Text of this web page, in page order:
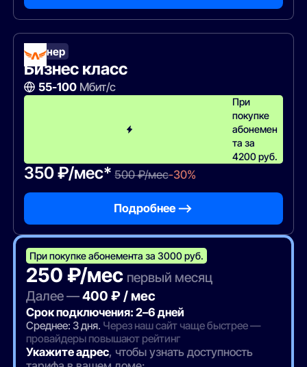
Лайнер
Бизнес класс
55-100Мбит/с
При
покупке
абонемен
та за
4200 руб.
350 ₽/мес* 500 ₽/мес-30%
Подробнее —>
При покупке абонемента за 3000 руб.
250 ₽/мес первый месяц
Далее —400 ₽ / мес
Срок подключения: 2–6 дней
Среднее: 3 дня. Через наш сайт чаще быстрее —
провайдеры повышают рейтинг
Укажите адрес, чтобы узнать доступность